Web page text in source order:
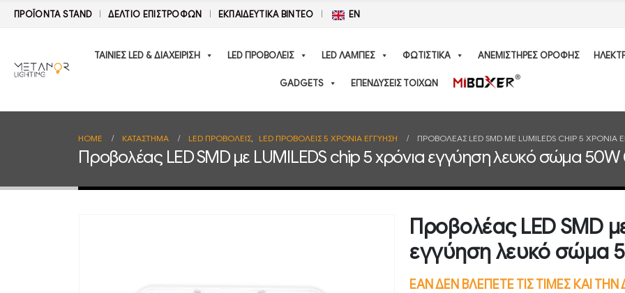
ΠΡΟΪΟΝΤΑ STAND ΔΕΛΤΊΟ ΕΠΙΣΤΡΟΦΏΝ ΕΚΠΑΙΔΕΥΤΙΚΑ ΒΙΝΤΕΟ EN
ΤΑΙΝΙΕΣ LED & ΔΙΑΧΕΙΡΙΣΗ LED ΠΡΟΒΟΛΕΙΣ LED ΛΑΜΠΕΣ ΦΩΤΙΣΤΙΚΑ ΑΝΕΜΙΣΤΗΡΕΣ ΟΡΟΦΗΣ
GADGETS ΕΠΕΝΔΥΣΕΙΣ ΤΟΙΧΩΝ
HOME ΚΑΤΆΣΤΗΜΑ LED ΠΡΟΒΟΛΕΙΣ, LED ΠΡΟΒΟΛΕΙΣ 5 ΧΡΟΝΙΑ ΕΓΓΥΗΣΗ ΠΡΟΒΟΛΈΑΣ LED SMD ΜΕ LUMILEDS CHIP 5
Προβολέας LED SMD με LUMILEDS chip 5 χρόνια εγγύηση λευκό σώμα
Προβολέας LED SMD
εγγύηση λευκό σώμα
ΕΑΝ ΔΕΝ ΒΛΕΠΕΤΕ ΤΙΣ ΤΙΜΕΣ ΚΑΙ